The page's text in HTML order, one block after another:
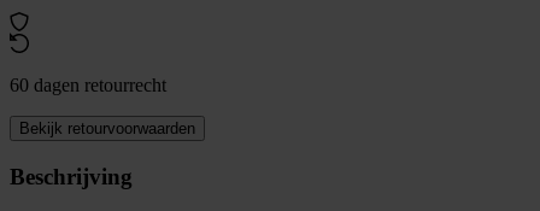
60 dagen retourrecht
Bekijk retourvoorwaarden
Beschrijving